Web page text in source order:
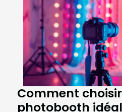
Comment
photobooth